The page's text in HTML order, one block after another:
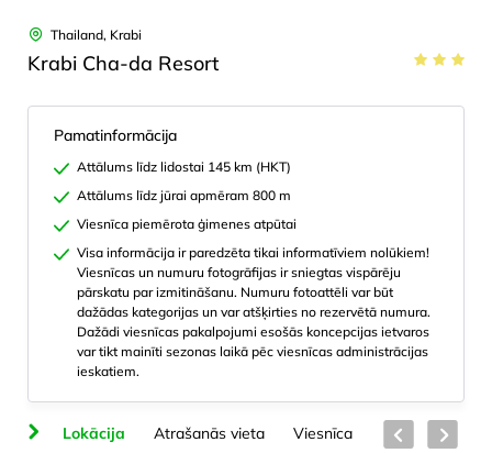
Thailand, Krabi
Krabi Cha-da Resort
Pamatinformācija
Attālums līdz lidostai 145 km (HKT)
Attālums līdz jūrai apmēram 800 m
Viesnīca piemērota ģimenes atpūtai
Visa informācija ir paredzēta tikai informatīviem nolūkiem!
Viesnīcas un numuru fotogrāfijas ir sniegtas vispārēju
pārskatu par izmitināšanu. Numuru fotoattēli var būt
dažādas kategorijas un var atšķirties no rezervētā numura.
Dažādi viesnīcas pakalpojumi esošās koncepcijas ietvaros
var tikt mainīti sezonas laikā pēc viesnīcas administrācijas
ieskatiem.
Lokācija Atrašanās vieta Viesnīca Numuru veidi